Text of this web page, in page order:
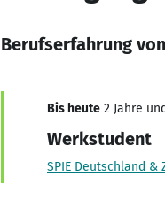
Berufserfahrung
Bis heute 2 Jahre
Werkstudent
SPIE Deutschland &